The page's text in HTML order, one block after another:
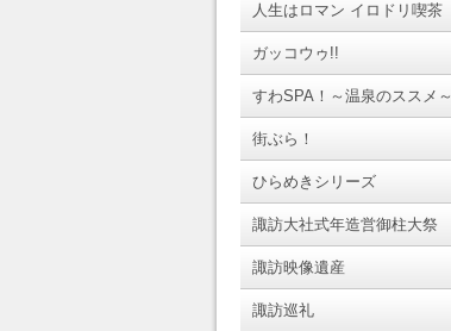
人生はロマン イロドリ喫茶
ガッコウゥ!!
すわSPA！～温泉のススメ～
街ぶら！
ひらめきシリーズ
諏訪大社式年造営御柱大祭
諏訪映像遺産
諏訪巡礼